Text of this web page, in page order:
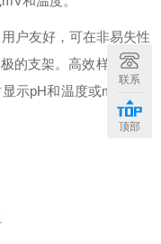
户友好，可在非易失性
的支架。高效样品读取
示pH和温度或mV和温
联系
顶部